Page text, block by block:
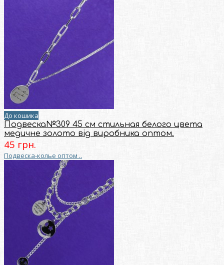
До кошика
Подвеска№309 45 см стильная белого цвета
медичне золото від виробника оптом.
45 грн.
Подвеска-колье оптом ..